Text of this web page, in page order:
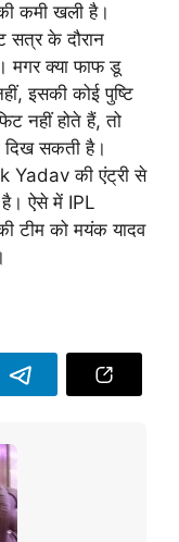
कमी खली है।
सत्र के दौरान
मगर क्या फाफ डू
इसकी कोई पुष्टि
नहीं होते हैं, तो
दिख सकती है।
Yadav की एंट्री से
है। ऐसे में IPL
टीम को मयंक यादव